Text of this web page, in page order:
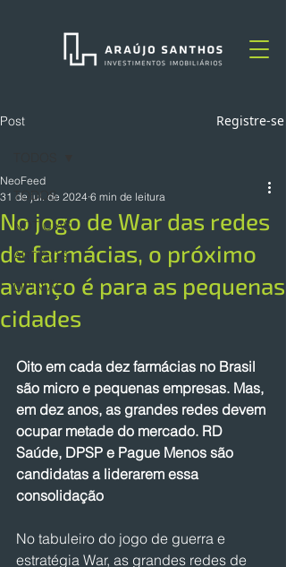
Post Registre-se
TODOS
NOTÍCIAS
ARTIGOS
OPINIÃO
No jogo de War das redes
de farmácias, o próximo
avanço é para as pequenas
cidades
NeoFeed
31 de jul. de 2024 6 min de leitura
Oito em cada dez farmácias no Brasil
são micro e pequenas empresas. Mas,
em dez anos, as grandes redes devem
ocupar metade do mercado. RD
Saúde, DPSP e Pague Menos são
candidatas a liderarem essa
consolidação
No tabuleiro do jogo de guerra e
estratégia War, as grandes redes de